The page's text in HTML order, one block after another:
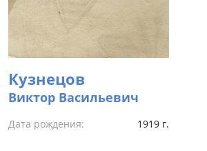
Кузнецов
Виктор Васильевич
Дата рождения: 1919 г.